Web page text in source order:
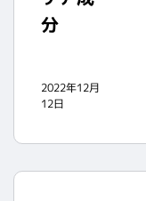
分
2022年12月
12日